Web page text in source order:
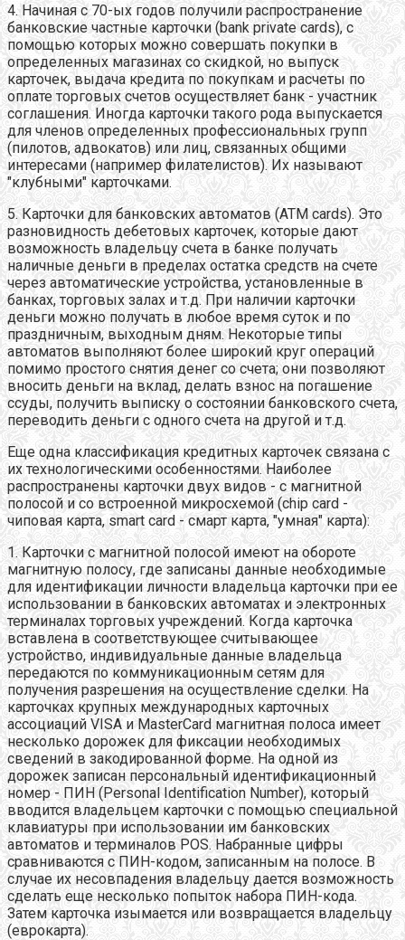
4. Начиная с 70-ых годов получили распространение
банковские частные карточки (bank private cards), с
помощью которых можно совершать покупки в
определенных магазинах со скидкой, но выпуск
карточек, выдача кредита по покупкам и расчеты по
оплате торговых счетов осуществляет банк - участник
соглашения. Иногда карточки такого рода выпускается
для членов определенных профессиональных групп
(пилотов, адвокатов) или лиц, связанных общими
интересами (например филателистов). Их называют
"клубными" карточками.
5. Карточки для банковских автоматов (ATM cards). Это
разновидность дебетовых карточек, которые дают
возможность владельцу счета в банке получать
наличные деньги в пределах остатка средств на счете
через автоматические устройства, установленные в
банках, торговых залах и т.д. При наличии карточки
деньги можно получать в любое время суток и по
праздничным, выходным дням. Некоторые типы
автоматов выполняют более широкий круг операций
помимо простого снятия денег со счета; они позволяют
вносить деньги на вклад, делать взнос на погашение
ссуды, получить выписку о состоянии банковского счета,
переводить деньги с одного счета на другой и т.д.
Еще одна классификация кредитных карточек связана с
их технологическими особенностями. Наиболее
распространены карточки двух видов - с магнитной
полосой и со встроенной микросхемой (chip card -
чиповая карта, smart card - смарт карта, "умная" карта):
1. Карточки с магнитной полосой имеют на обороте
магнитную полосу, где записаны данные необходимые
для идентификации личности владельца карточки при ее
использовании в банковских автоматах и электронных
терминалах торговых учреждений. Когда карточка
вставлена в соответствующее считывающее
устройство, индивидуальные данные владельца
передаются по коммуникационным сетям для
получения разрешения на осуществление сделки. На
карточках крупных международных карточных
ассоциаций VISA и MasterCard магнитная полоса имеет
несколько дорожек для фиксации необходимых
сведений в закодированной форме. На одной из
дорожек записан персональный идентификационный
номер - ПИН (Personal Identification Number), который
вводится владельцем карточки с помощью специальной
клавиатуры при использовании им банковских
автоматов и терминалов POS. Набранные цифры
сравниваются с ПИН-кодом, записанным на полосе. В
случае их несовпадения владельцу дается возможность
сделать еще несколько попыток набора ПИН-кода.
Затем карточка изымается или возвращается владельцу
(еврокарта).